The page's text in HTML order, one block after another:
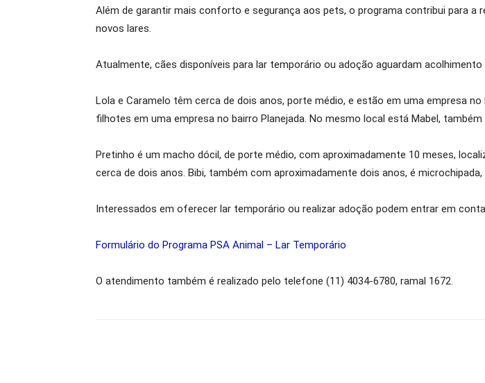
Além de garantir mais conforto e segurança aos pets, o programa contribui para
novos lares.
Atualmente, cães disponíveis para lar temporário ou adoção aguardam
Lola e Caramelo têm cerca de dois anos, porte médio, e estão em uma empresa
filhotes em uma empresa no bairro Planejada. No mesmo local está Mabel,
Pretinho é um macho dócil, de porte médio, com aproximadamente 10 meses,
cerca de dois anos. Bibi, também com aproximadamente dois anos, é
Interessados em oferecer lar temporário ou realizar adoção podem entrar em
Formulário do Programa PSA Animal – Lar Temporário
O atendimento também é realizado pelo telefone (11) 4034-6780, ramal 1672.